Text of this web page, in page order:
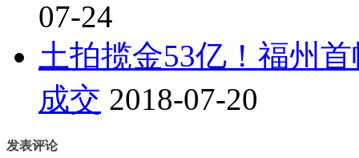
07-24
土拍揽金53亿！福州
成交 2018-07-20
发表评论